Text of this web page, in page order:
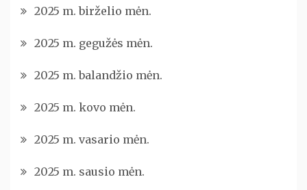
2025 m. birželio mėn.
2025 m. gegužės mėn.
2025 m. balandžio mėn.
2025 m. kovo mėn.
2025 m. vasario mėn.
2025 m. sausio mėn.